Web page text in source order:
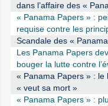
dans l’affaire des «
« Panama Papers » :
requise contre les
Scandale des «
Les Panama Papers
bouger la lutte contre
« Panama Papers » : le
« veut sa mort »
« Panama Papers » :